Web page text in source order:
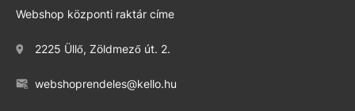
Webshop központi raktár címe
2225 Üllő, Zöldmező út. 2.
webshoprendeles@kello.hu